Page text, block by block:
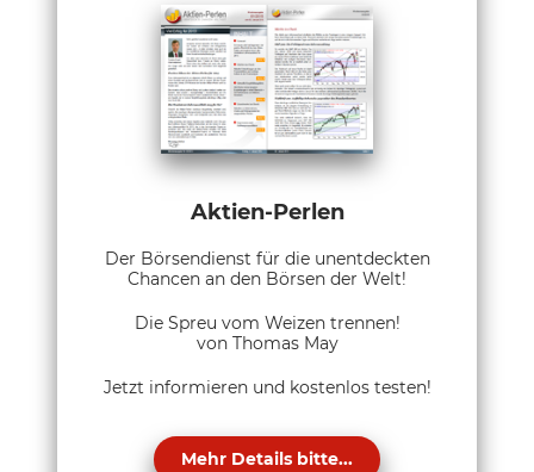
Aktien-Perlen
Der Börsendienst für die unentdeckten
Chancen an den Börsen der Welt!
Die Spreu vom Weizen trennen!
von Thomas May
Jetzt informieren und kostenlos testen!
Mehr Details bitte...